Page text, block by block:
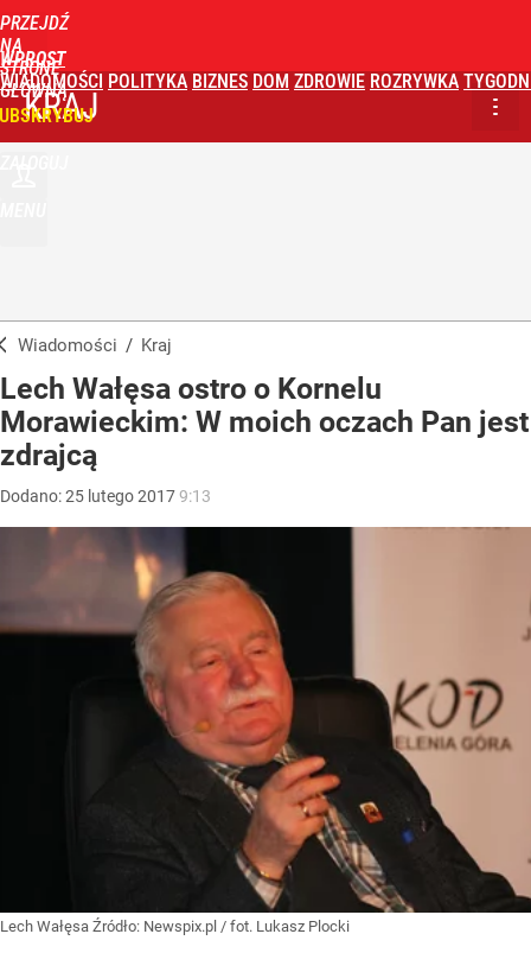
PRZEJDŹ
NA
STRONĘ
GŁÓWNĄ
WPROST
WIADOMOŚCI POLITYKA BIZNES DOM ZDROWIE ROZRYWKA
KRAJ
Wiadomości / Kraj
Lech Wałęsa ostro o Kornelu
Morawieckim: W moich oczach Pan jest
zdrajcą
Dodano:25 lutego20179:13
Lech Wałęsa Źródło: Newspix.pl / fot. Lukasz Plocki